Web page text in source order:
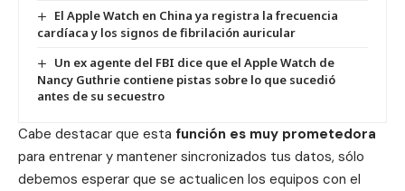
El Apple Watch en China ya registra la frecuencia
cardíaca y los signos de fibrilación auricular
Un ex agente del FBI dice que el Apple Watch de
Nancy Guthrie contiene pistas sobre lo que sucedió
antes de su secuestro
Cabe destacar que esta función es muy prometedora
para entrenar y mantener sincronizados tus datos, sólo
debemos esperar que se actualicen los equipos con el